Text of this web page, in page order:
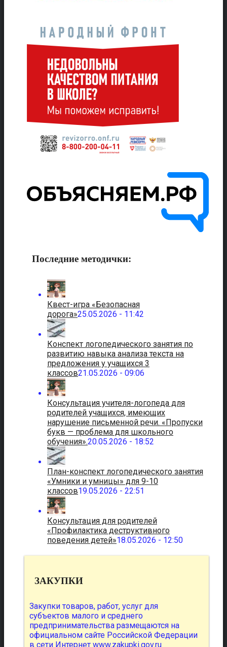
Последние методички:
Квест-игра «Безопасная
дорога»25.05.2026 - 11:42
Конспект логопедического занятия по
развитию навыка анализа текста на
предложения у учащихся 3
классов21.05.2026 - 09:06
Консультация учителя-логопеда для
родителей учащихся, имеющих
нарушение письменной речи. «Пропуски
букв — проблема для школьного
обучения».20.05.2026 - 18:52
План-конспект логопедического занятия
«Умники и умницы» для 9-10
классов19.05.2026 - 22:51
Консультация для родителей
«Профилактика деструктивного
поведения детей»18.05.2026 - 12:50
ЗАКУПКИ
Закупки товаров, работ, услуг для
субъектов малого и среднего
предпринимательства размещаются на
официальном сайте Российской Федерации
в сети Интернет www.zakupki.gov.ru